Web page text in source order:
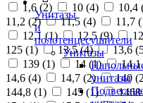
Унитазы
и
полотенцесушители
Унитазы
унитазы
1,6 (2) 10 (4) 10,4
11,2 (2) 11,5 (4) 11,7 (
12,1 (1) 12,5 (9)
125 (1) 13,5 (4) 13,6 (
139 (1) 14 (1) 14,1
14,6 (4) 14,7 (2) 140 (2
144,8 (1) 145 (1) 1468